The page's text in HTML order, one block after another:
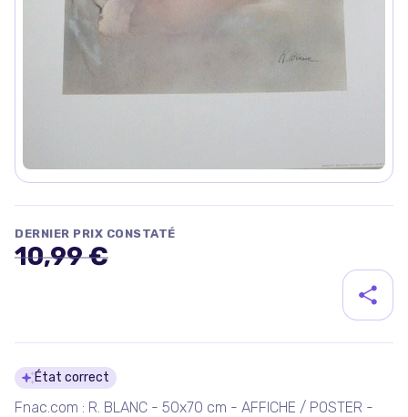
DERNIER PRIX CONSTATÉ
10,99 €
Détails du produit
État correct
Fnac.com : R. BLANC - 50x70 cm - AFFICHE / POSTER -